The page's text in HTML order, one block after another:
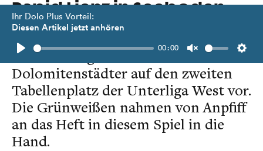
Ihr Dolo Plus Vorteil:
Diesen Artikel jetzt anhören
Play
00:00
Unmute
Rapid Lienz in Seeboden
Mit einem ungefährdeten 3:0
Auswärtssieg in Seeboden rücken die
Dolomitenstädter auf den zweiten
Tabellenplatz der Unterliga West vor.
Die Grünweißen nahmen von Anpfiff
an das Heft in diesem Spiel in die
Hand.